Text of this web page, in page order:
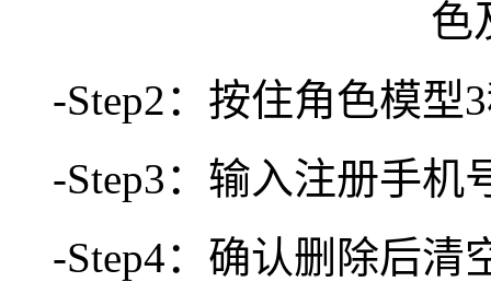
-Step2：按住角色模型
-Step3：输入注册手机
-Step4：确认删除后